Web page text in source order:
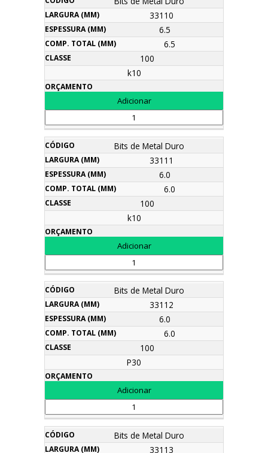
33110
6.5
6.5
100
k10
Bits de Metal Duro
33111
6.0
6.0
100
k10
Bits de Metal Duro
33112
6.0
6.0
100
P30
Bits de Metal Duro
33113